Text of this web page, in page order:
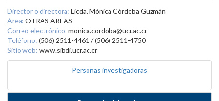
Director o directora: Licda. Mónica Córdoba Guzmán
Área: OTRAS AREAS
Correo electrónico: monica.cordoba@ucr.ac.cr
Teléfono: (506) 2511-4461 / (506) 2511-4750
Sitio web: www.sibdi.ucr.ac.cr
Personas investigadoras